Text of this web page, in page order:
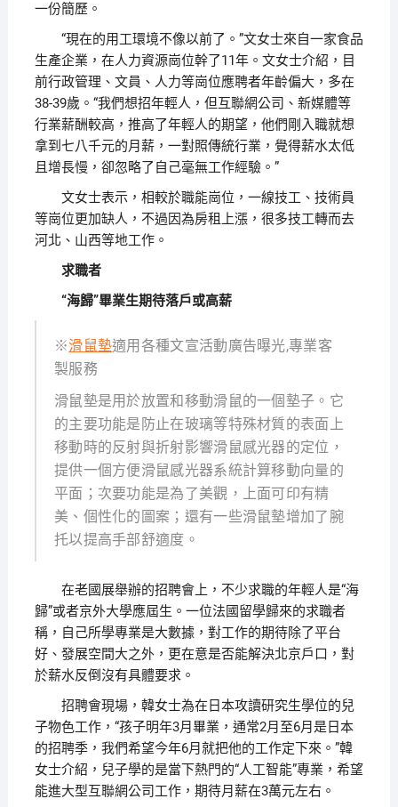
一份簡歷。
“現在的用工環境不像以前了。”文女士來自一家食品
生產企業，在人力資源崗位幹了11年。文女士介紹，目
前行政管理、文員、人力等崗位應聘者年齡偏大，多在
38-39歲。“我們想招年輕人，但互聯網公司、新媒體等
行業薪酬較高，推高了年輕人的期望，他們剛入職就想
拿到七八千元的月薪，一對照傳統行業，覺得薪水太低
且增長慢，卻忽略了自己毫無工作經驗。”
文女士表示，相較於職能崗位，一線技工、技術員
等崗位更加缺人，不過因為房租上漲，很多技工轉而去
河北、山西等地工作。
求職者
“海歸”畢業生期待落戶或高薪
※滑鼠墊適用各種文宣活動廣告曝光,專業客
製服務
滑鼠墊是用於放置和移動滑鼠的一個墊子。它
的主要功能是防止在玻璃等特殊材質的表面上
移動時的反射與折射影響滑鼠感光器的定位，
提供一個方便滑鼠感光器系統計算移動向量的
平面；次要功能是為了美觀，上面可印有精
美、個性化的圖案；還有一些滑鼠墊增加了腕
托以提高手部舒適度。
在老國展舉辦的招聘會上，不少求職的年輕人是“海
歸”或者京外大學應屆生。一位法國留學歸來的求職者
稱，自己所學專業是大數據，對工作的期待除了平台
好、發展空間大之外，更在意是否能解決北京戶口，對
於薪水反倒沒有具體要求。
招聘會現場，韓女士為在日本攻讀研究生學位的兒
子物色工作，“孩子明年3月畢業，通常2月至6月是日本
的招聘季，我們希望今年6月就把他的工作定下來。”韓
女士介紹，兒子學的是當下熱門的“人工智能”專業，希望
能進大型互聯網公司工作，期待月薪在3萬元左右。